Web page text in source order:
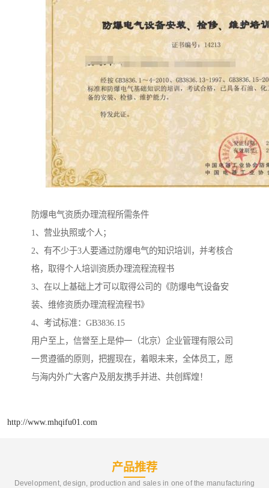
防爆电气资质办理流程所需条件
1、营业执照或个人；
2、有不少于3人要通过防爆电气的知识培训，并考核合
格，取得个人培训资质办理流程流程书
3、在以上基础上才可以取得公司的《防爆电气设备安
装、维修资质办理流程流程书》
4、考试标准：GB3836.15
用户至上，信誉至上是仲一（北京）企业管理有限公司
一贯遵循的原则，把握现在，着眼未来，全体员工，愿
与海内外广大客户及朋友携手并进、共创辉煌！
http://www.mhqifu01.com
产品推荐
Development, design, production and sales in one of the manufacturing